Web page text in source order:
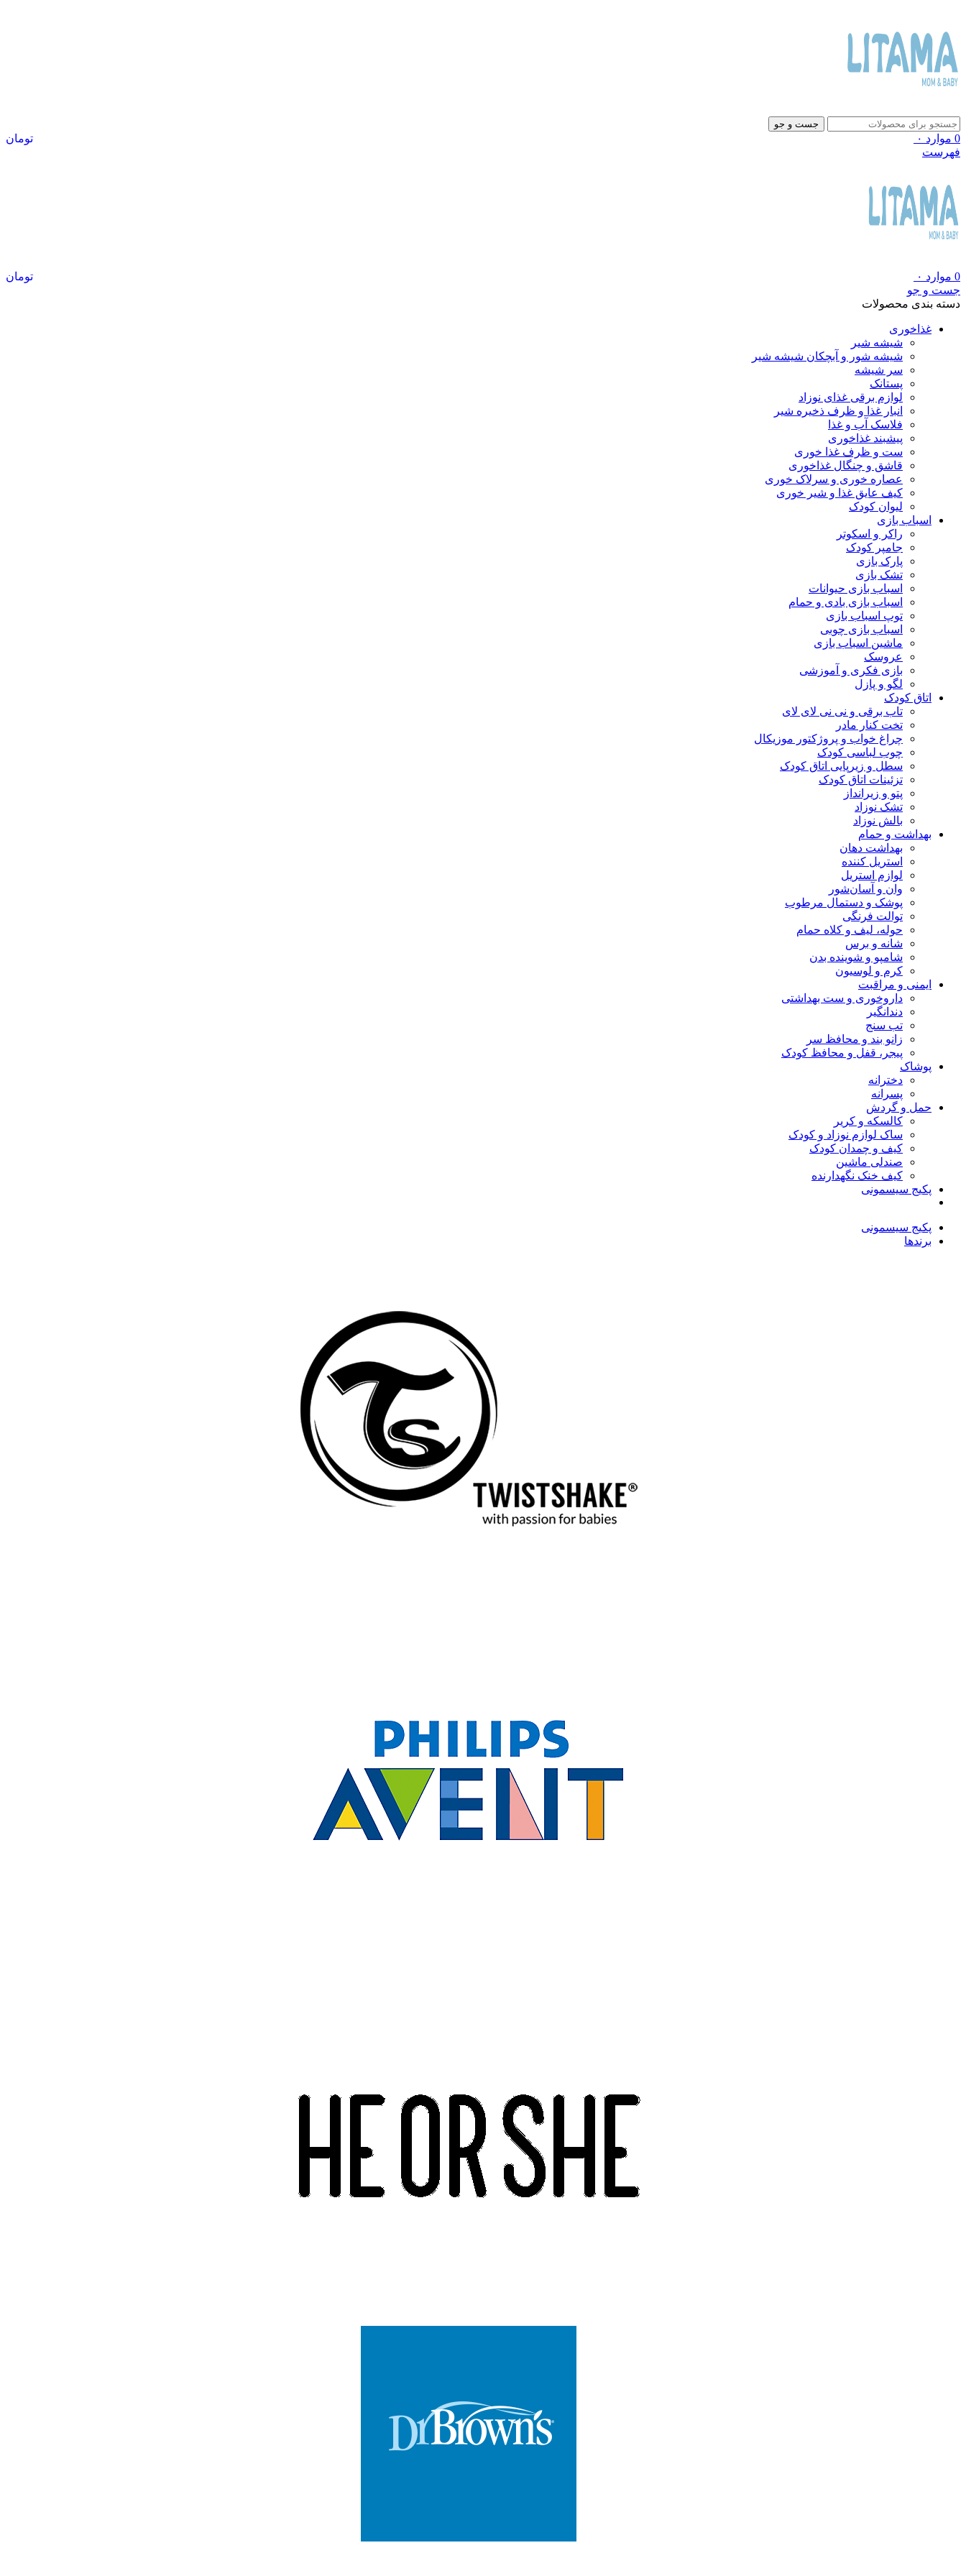
جست و جو
0 موارد ۰
تومان
فهرست
0 موارد ۰
تومان
جست و جو
دسته بندی محصولات
غذاخوری
شیشه شیر
شیشه ‌شور و آبچکان شیشه‌ شیر
سر شیشه
پستانک
لوازم برقی غذای نوزاد
انبار غذا و ظرف ذخیره شیر
فلاسک آب و غذا
پیشبند غذاخوری
ست و ظرف غذا خوری
قاشق و چنگال غذاخوری
عصاره خوری و سرلاک خوری
کیف عایق غذا و شیر خوری
لیوان کودک
اسباب بازی
راکر و اسکوتر
جامپر کودک
پارک بازی
تشک بازی
اسباب بازی حیوانات
اسباب بازی بادی و حمام
توپ اسباب بازی
اسباب بازی چوبی
ماشین اسباب بازی
عروسک
بازی فکری و آموزشی
لگو و پازل
اتاق کودک
تاب برقی و نی نی لای لای
تخت کنار مادر
چراغ خواب و پروژکتور موزیکال
چوب لباسی کودک
سطل و زیرپایی اتاق کودک
تزئینات اتاق کودک
پتو و زیرانداز
تشک نوزاد
بالش نوزاد
بهداشت و حمام
بهداشت دهان
استریل کننده
لوازم استریل
وان و آسان‌شور
پوشک و دستمال مرطوب
توالت فرنگی
حوله، لیف و کلاه حمام
شانه و برس
شامپو و شوینده بدن
کرم و لوسیون
ایمنی و مراقبت
داروخوری و ست بهداشتی
دندانگیر
تب‌ سنج
زانو بند و محافظ سر
پیجر، قفل و محافظ کودک
پوشاک
دخترانه
پسرانه
حمل و گردش
کالسکه و کریر
ساک لوازم نوزاد و کودک
کیف و چمدان کودک
صندلی ماشین
کیف خنک نگهدارنده
پکیج سیسمونی
پکیج سیسمونی
برندها